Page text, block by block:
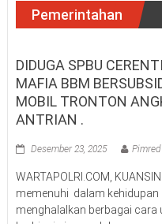
Pemerintahan
DIDUGA SPBU
MAFIA BBM
MOBIL TRONTON
ANTRIAN .
Desember 23, 2025 Pimred
WARTAPOLRI.COM,
memenuhi dalam
menghalalkan berbagai cara